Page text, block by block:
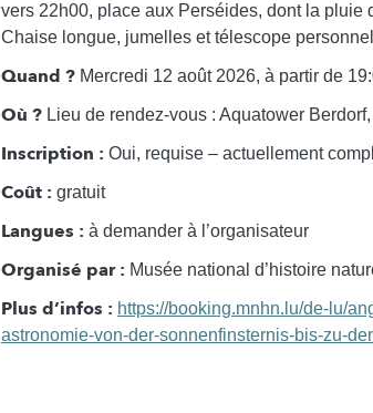
vers 22h00, place aux Perséides, dont la pluie
Chaise longue, jumelles et télescope
Quand ? Mercredi 12 août 2026, à partir de
Où ? Lieu de rendez-vous : Aquatower
Inscription : Oui, requise – actuellement
Coût : gratuit
Langues : à demander à l’organisateur
Organisé par : Musée national d’histoire
Plus d’infos : https://booking.mnhn.lu/de-lu/
astronomie-von-der-sonnenfinsternis-bis-zu-